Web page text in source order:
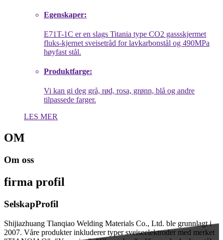
Egenskaper:
E71T-1C er en slags Titania type CO2 gassskjermet
fluks-kjernet sveisetråd for lavkarbonstål og 490MPa
høyfast stål.
Produktfarge:
Vi kan gi deg grå, rød, rosa, grønn, blå og andre
tilpassede farger.
LES MER
OM
Om oss
firma profil
SelskapProfil
Shijiazhuang Tlanqiao Welding Materials Co., Ltd. ble grunnlagt i
2007. Våre produkter inkluderer typer sveiseelektroder med merket